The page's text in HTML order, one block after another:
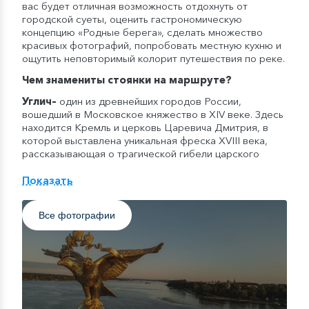
вас будет отличная возможность отдохнуть от
городской суеты, оценить гастрономическую
концепцию «Родные берега», сделать множество
красивых фотографий, попробовать местную кухню и
ощутить неповторимый колорит путешествия по реке.
Чем знамениты стоянки на маршруте?
Углич– один из древнейших городов России,
вошедший в Московское княжество в XIV веке. Здесь
находится Кремль и церковь Царевича Дмитрия, в
которой выставлена уникальная фреска XVIII века,
рассказывающая о трагической гибели царского
собор и Богоявленский монастырь.
Рыбинск
бывший Усть-Шексна и один из пяти
древнейших городов России, который в начале XVI
века упоминался как «Рыбная Слобода»,
поставлявшая рыбу к царскому столу. Рыбинск был
оживленным торговым городом и важной точкой
Великого Волжского пути. Нынешний Рыбинск –
туристический центр и второй по величине город
Ярославской области, сочетающий в себе богатую
историю и старинную красивую архитектуру с
Показать
Все фотографии